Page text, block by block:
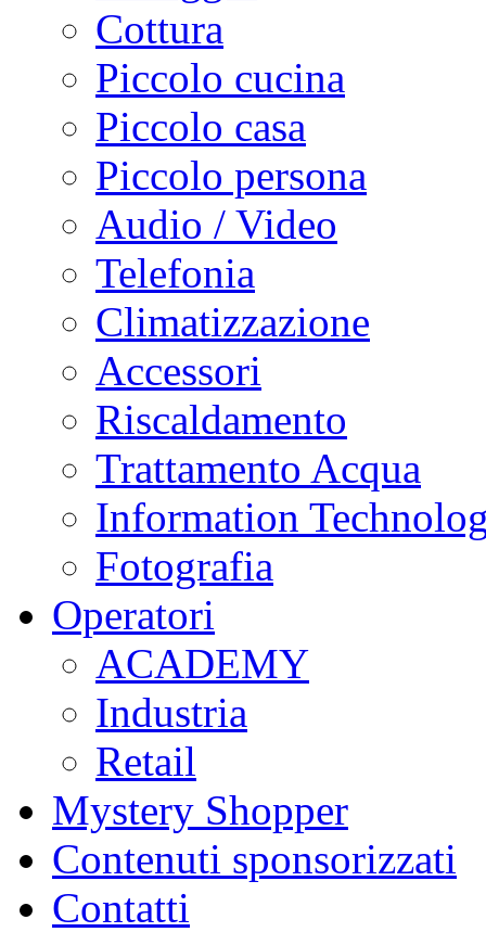
Cottura
Piccolo cucina
Piccolo casa
Piccolo persona
Audio / Video
Telefonia
Climatizzazione
Accessori
Riscaldamento
Trattamento Acqua
Information
Fotografia
Operatori
ACADEMY
Industria
Retail
Mystery Shopper
Contenuti sponsorizzati
Contatti